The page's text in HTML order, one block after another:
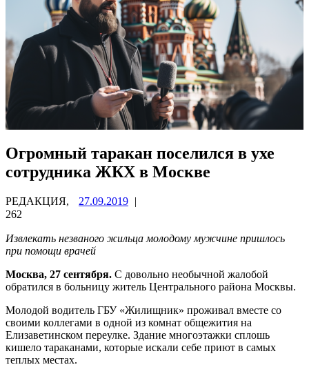
Огромный таракан поселился в ухе
сотрудника ЖКХ в Москве
РЕДАКЦИЯ, 27.09.2019 |
262
Извлекать незваного жильца молодому мужчине пришлось
при помощи врачей
Москва, 27 сентября. С довольно необычной жалобой
обратился в больницу житель Центрального района Москвы.
Молодой водитель ГБУ «Жилищник» проживал вместе со
своими коллегами в одной из комнат общежития на
Елизаветинском переулке. Здание многоэтажки сплошь
кишело тараканами, которые искали себе приют в самых
теплых местах.